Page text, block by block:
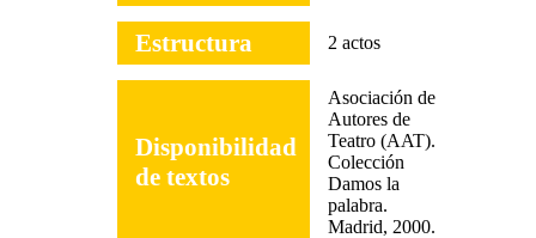
Estructura 2 actos
Disponibilidad
de textos
Asociación de
Autores de
Teatro (AAT).
Colección
Damos la
palabra.
Madrid, 2000.